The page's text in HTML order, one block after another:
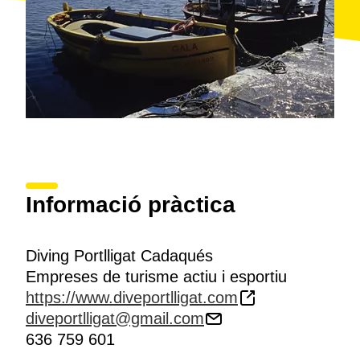
Informació pràctica
Diving Portlligat Cadaqués
Empreses de turisme actiu i esportiu
https://www.diveportlligat.com
diveportlligat@gmail.com
636 759 601